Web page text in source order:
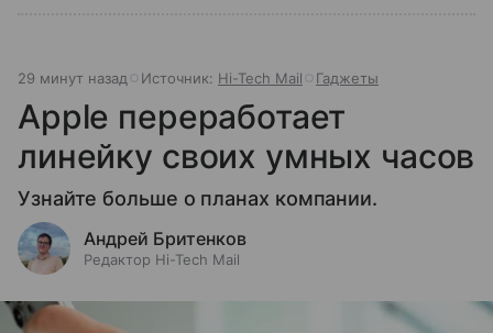
29 минут назад Источник: Hi-Tech Mail Гаджеты
Apple переработает
линейку своих умных часов
Узнайте больше о планах компании.
Андрей Бритенков
Редактор Hi-Tech Mail